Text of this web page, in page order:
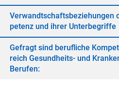
Ver­wandt­schafts­be­zie­hun­gen
pe­tenz und ih­rer Un­ter­be­grif­fe
Ge­fragt sind be­ruf­li­che
reich Ge­sund­heits- und
Be­ru­fen: